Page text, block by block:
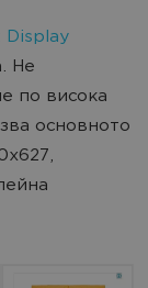
Display
Не
по висока
основното